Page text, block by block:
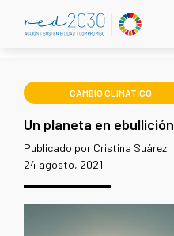
CAMBIO CLIMÁTICO
Un planeta en ebullición
Publicado por Cristina Suárez
24 agosto, 2021